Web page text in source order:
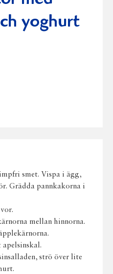
yoghurt
smet. Vispa i ägg,
Grädda pannkakorna i
mellan hinnorna.
strö över lite